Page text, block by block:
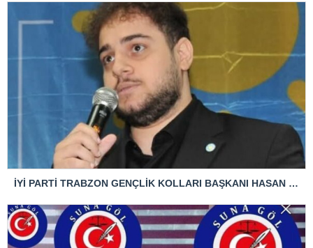
İYİ PARTİ TRABZON GENÇLİK KOLLARI BAŞKANI HASAN KAĞAN ÇAKIROĞLU’NDAN TBMM BAŞKANI’NA ÇOK SERT TEPKİ: “ANAYASAL SUÇ İŞLENMİŞTİR!”